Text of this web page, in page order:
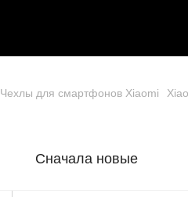
Чехлы для смартфонов Xiaomi
Сначала новые